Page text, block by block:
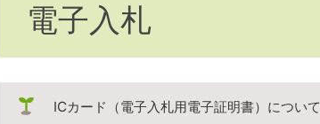
電子入札
ICカード（電子入札用電子証明書）について